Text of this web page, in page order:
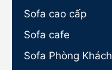
Sofa cao cấp
Sofa cafe
Sofa Phòng Khách